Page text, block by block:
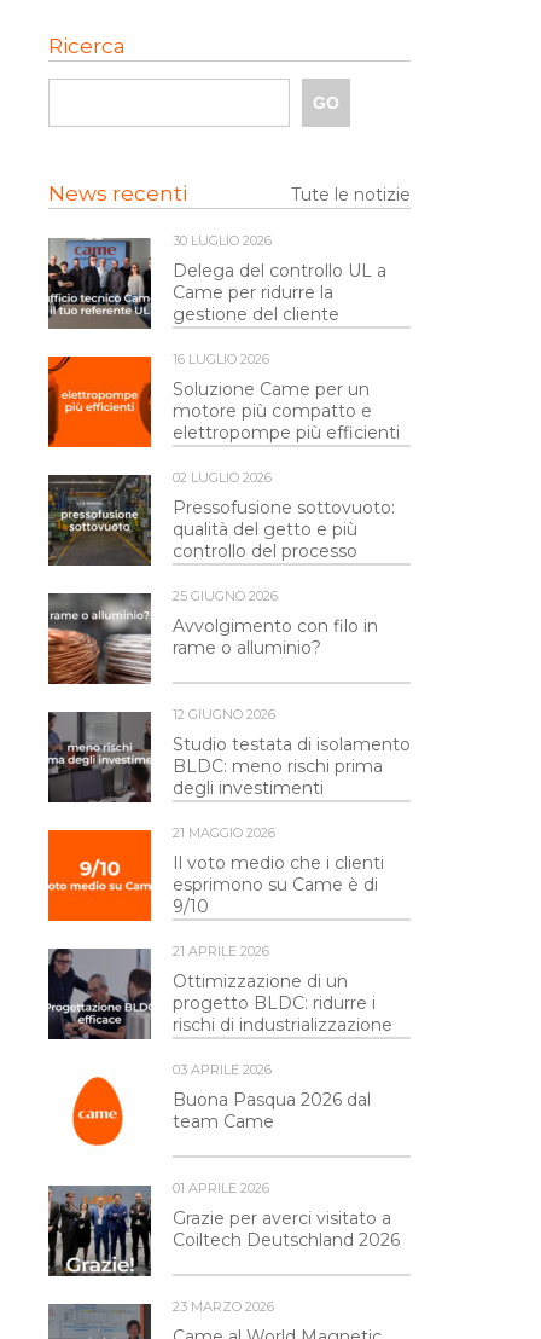
Ricerca
News recenti Tute le notizie
30 LUGLIO 2026
Delega del controllo UL a
Came per ridurre la
gestione del cliente
16 LUGLIO 2026
Soluzione Came per un
motore più compatto e
elettropompe più efficienti
02 LUGLIO 2026
Pressofusione sottovuoto:
qualità del getto e più
controllo del processo
25 GIUGNO 2026
Avvolgimento con filo in
rame o alluminio?
12 GIUGNO 2026
Studio testata di isolamento
BLDC: meno rischi prima
degli investimenti
21 MAGGIO 2026
Il voto medio che i clienti
esprimono su Came è di
9/10
21 APRILE 2026
Ottimizzazione di un
progetto BLDC: ridurre i
rischi di industrializzazione
03 APRILE 2026
Buona Pasqua 2026 dal
team Came
01 APRILE 2026
Grazie per averci visitato a
Coiltech Deutschland 2026
23 MARZO 2026